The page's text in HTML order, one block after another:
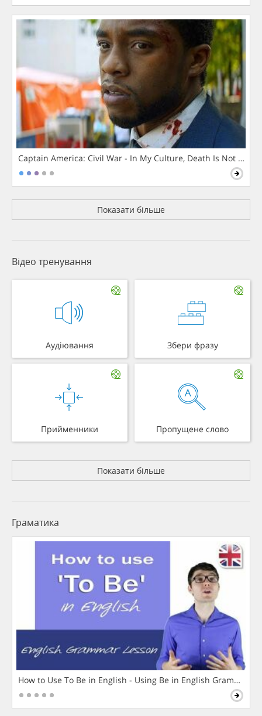
Captain America: Civil War - In My Culture, Death Is Not The
Показати більше
Відео тренування
Аудіювання Збери фразу
Прийменники Пропущене слово
Показати більше
Граматика
How to Use To Be in English - Using Be in English Grammar